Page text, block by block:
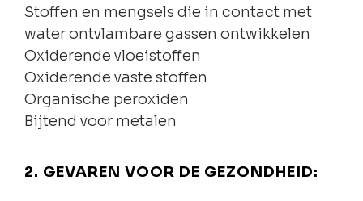
Stoffen en mengsels die in contact met
water ontvlambare gassen ontwikkelen
Oxiderende vloeistoffen
Oxiderende vaste stoffen
Organische peroxiden
Bijtend voor metalen
2. GEVAREN VOOR DE GEZONDHEID: